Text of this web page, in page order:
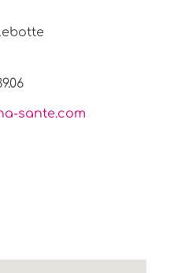
sante.com